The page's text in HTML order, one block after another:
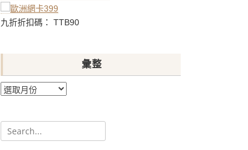
九折折扣碼： TTB90
彙整
彙
Search
for: